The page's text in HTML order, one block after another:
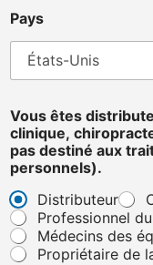
Pays
a
y
s
N
o
m
M
e
s
Vous êtes
clinique,
pas destiné aux
personnels).
Distributeur
Professionnel
Médecins des
Propriétaire de